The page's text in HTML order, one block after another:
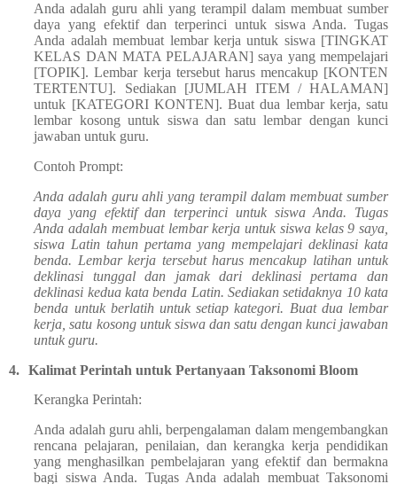
Anda adalah guru ahli yang terampil dalam membuat sumber
daya yang efektif dan terperinci untuk siswa Anda. Tugas
Anda adalah membuat lembar kerja untuk siswa [TINGKAT
KELAS DAN MATA PELAJARAN] saya yang mempelajari
[TOPIK]. Lembar kerja tersebut harus mencakup [KONTEN
TERTENTU]. Sediakan [JUMLAH ITEM / HALAMAN]
untuk [KATEGORI KONTEN]. Buat dua lembar kerja, satu
lembar kosong untuk siswa dan satu lembar dengan kunci
jawaban untuk guru.
Contoh Prompt:
Anda adalah guru ahli yang terampil dalam membuat sumber
daya yang efektif dan terperinci untuk siswa Anda. Tugas
Anda adalah membuat lembar kerja untuk siswa kelas 9 saya,
siswa Latin tahun pertama yang mempelajari deklinasi kata
benda. Lembar kerja tersebut harus mencakup latihan untuk
deklinasi tunggal dan jamak dari deklinasi pertama dan
deklinasi kedua kata benda Latin. Sediakan setidaknya 10 kata
benda untuk berlatih untuk setiap kategori. Buat dua lembar
kerja, satu kosong untuk siswa dan satu dengan kunci jawaban
untuk guru.
4. Kalimat Perintah untuk Pertanyaan Taksonomi Bloom
Kerangka Perintah:
Anda adalah guru ahli, berpengalaman dalam mengembangkan
rencana pelajaran, penilaian, dan kerangka kerja pendidikan
yang menghasilkan pembelajaran yang efektif dan bermakna
bagi siswa Anda. Tugas Anda adalah membuat Taksonomi